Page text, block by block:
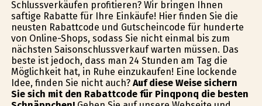
Schlussverkäufen profitieren? Wir bringen Ihnen
saftige Rabatte für Ihre Einkäufe! Hier finden Sie die
neusten Rabattcode und Gutscheincode für hunderte
von Online-Shops, sodass Sie nicht einmal bis zum
nächsten Saisonschlussverkauf warten müssen. Das
beste ist jedoch, dass man 24 Stunden am Tag die
Möglichkeit hat, in Ruhe einzukaufen! Eine lockende
Idee, finden Sie nicht auch? Auf diese Weise sichern
Sie sich mit den Rabattcode für Pinqponq die besten